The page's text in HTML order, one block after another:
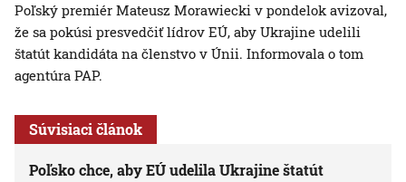
Poľský premiér Mateusz Morawiecki v pondelok avizoval,
že sa pokúsi presvedčiť lídrov EÚ, aby Ukrajine udelili
štatút kandidáta na členstvo v Únii. Informovala o tom
agentúra PAP.
Súvisiaci článok
Poľsko chce, aby EÚ udelila Ukrajine štatút